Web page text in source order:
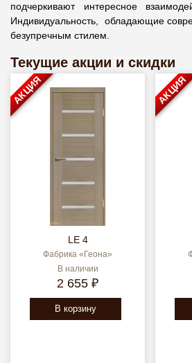
подчеркивают интересное
Индивидуальность, обладающие
безупречным стилем.
Текущие акции и скидки
LE 4
Фабрика «Геона»
В наличии
2 655 ₽
В корзину
АКЦИЯ АКЦИЯ